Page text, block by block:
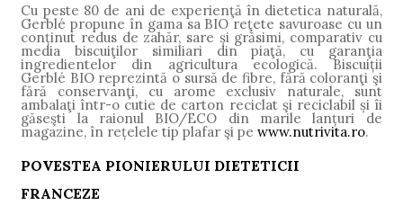
Cu peste 80 de ani de experienţă în dietetica naturală,
Gerblé propune în gama sa BIO reţete savuroase cu un
conținut redus de zahăr, sare și grăsimi, comparativ cu
media biscuiţilor similiari din piaţă, cu garanţia
ingredientelor din agricultura ecologică. Biscuiții
Gerblé BIO reprezintă o sursă de fibre, fără coloranţi şi
fără conservanţi, cu arome exclusiv naturale, sunt
ambalaţi într-o cutie de carton reciclat şi reciclabil și îi
găseşti la raionul BIO/ECO din marile lanțuri de
magazine, în rețelele tip plafar şi pewww.nutrivita.ro.
POVESTEA PIONIERULUI DIETETICII
FRANCEZE